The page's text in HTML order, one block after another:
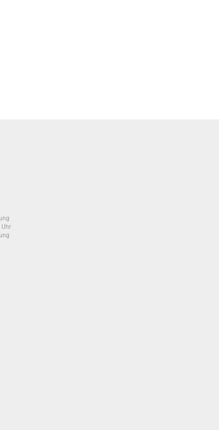
Uhr